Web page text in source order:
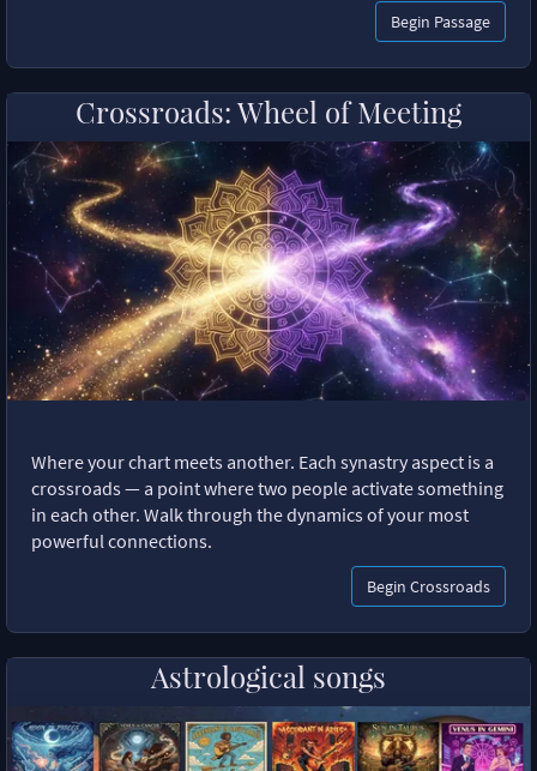
Begin Passage
Crossroads: Wheel of Meeting
Where your chart meets another. Each synastry aspect is a
crossroads — a point where two people activate something
in each other. Walk through the dynamics of your most
powerful connections.
Begin Crossroads
Astrological songs